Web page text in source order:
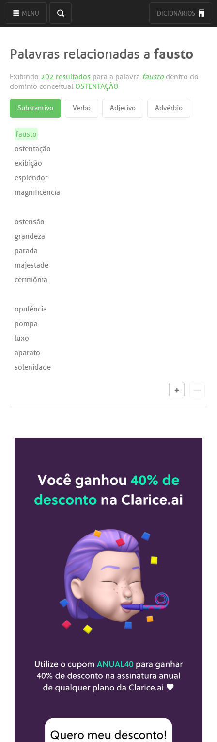
MENU DICIONÁRIOS
Palavras relacionadas a fausto
Exibindo 202 resultados para a palavra faustodentro do
domínio conceitual OSTENTAÇÃO
Substantivo Verbo Adjetivo Advérbio
fausto
ostentação
exibição
esplendor
magnificência
ostensão
grandeza
parada
majestade
cerimônia
opulência
pompa
luxo
aparato
solenidade